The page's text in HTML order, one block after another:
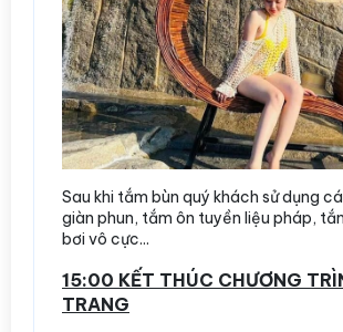
Sau khi tắm bùn quý khách sử dụng
giàn phun, tắm ôn tuyền liệu pháp,
bơi vô cực...
15:00 KẾT THÚC CHƯƠNG
TRANG